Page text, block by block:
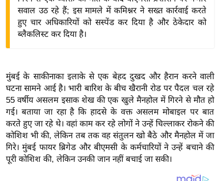
द्यो
वि
शे
ष
ज्ञ
रा
य
ब
ज
सवाल उठ रहे हैं; इस मामले में कमिश्नर ने सख्त कार्रवाई करते
हुए चार अधिकारियों को सस्पेंड कर दिया है और ठेकेदार को
ब्लैकलिस्ट कर दिया है।
मुंबई के साकीनाका इलाके से एक बेहद दुखद और हैरान करने वाली
घटना सामने आई है। भारी बारिश के बीच खैरानी रोड पर पैदल चल रहे
55 वर्षीय असलम इसाक शेख की एक खुले मैनहोल में गिरने से मौत हो
गई। बताया जा रहा है कि हादसे के वक्त असलम मोबाइल पर बात
करते हुए जा रहे थे। वहां काम कर रहे लोगों ने उन्हें चिल्लाकर रोकने की
कोशिश भी की, लेकिन तब तक वह संतुलन खो बैठे और मैनहोल में जा
गिरे। मुंबई फायर ब्रिगेड और बीएमसी के कर्मचारियों ने उन्हें बचाने की
पूरी कोशिश की, लेकिन उनकी जान नहीं बचाई जा सकी।